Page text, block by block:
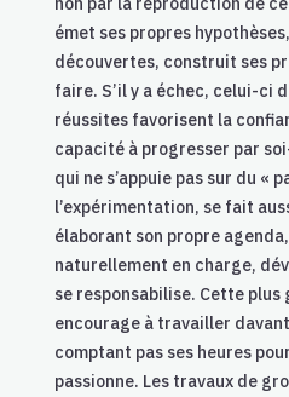
émet ses propres
découvertes, construit ses
faire. S’il y a échec, celui-ci
réussites favorisent la
capacité à progresser par
qui ne s’appuie pas sur du «
l’expérimentation, se fait
élaborant son propre
naturellement en charge,
se responsabilise. Cette plus
encourage à travailler
comptant pas ses heures
passionne. Les travaux de